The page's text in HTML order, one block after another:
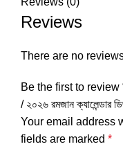
Reviews
There are no
Be the first to
/ ২০২৬ রমজান ক্যালেন্ডার
Your email address
fields are marked *